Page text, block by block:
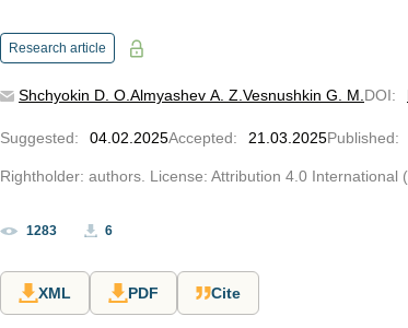
Research article
Shchyokin D. O. Almyashev A. Z. Vesnushkin G. M. DOI:
Suggested: 04.02.2025Accepted: 21.03.2025Published:
Rightholder: authors. License: Attribution 4.0 International
1283 6
XML PDF Cite